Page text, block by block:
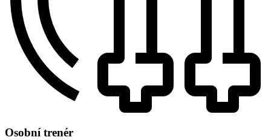
Osobní trenér